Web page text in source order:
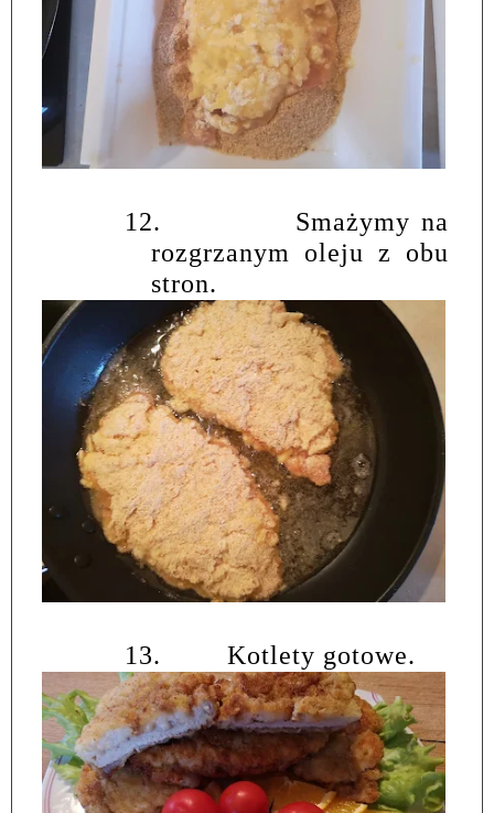
12.
Smażymy na
rozgrzanym oleju z obu
stron.
13. Kotlety gotowe.